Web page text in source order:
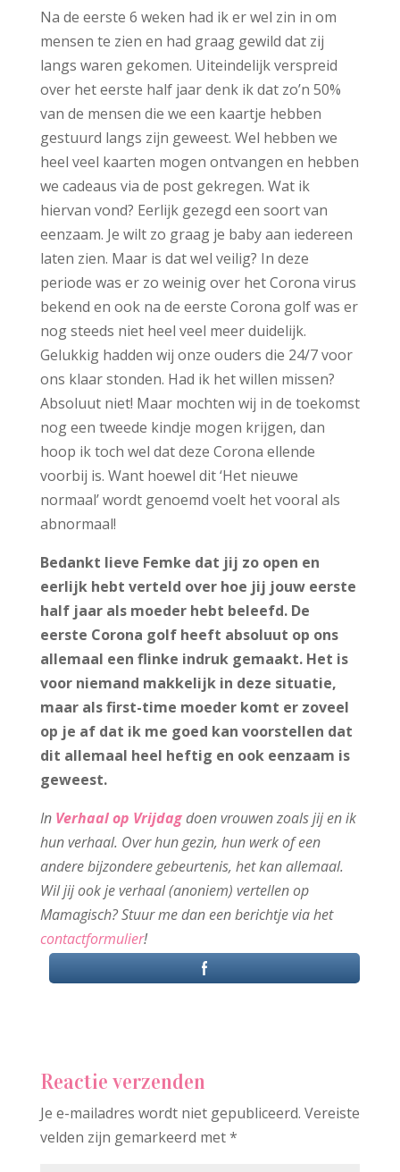
Na de eerste 6 weken had ik er wel zin in om
mensen te zien en had graag gewild dat zij
langs waren gekomen. Uiteindelijk verspreid
over het eerste half jaar denk ik dat zo’n 50%
van de mensen die we een kaartje hebben
gestuurd langs zijn geweest. Wel hebben we
heel veel kaarten mogen ontvangen en hebben
we cadeaus via de post gekregen. Wat ik
hiervan vond? Eerlijk gezegd een soort van
eenzaam. Je wilt zo graag je baby aan iedereen
laten zien. Maar is dat wel veilig? In deze
periode was er zo weinig over het Corona virus
bekend en ook na de eerste Corona golf was er
nog steeds niet heel veel meer duidelijk.
Gelukkig hadden wij onze ouders die 24/7 voor
ons klaar stonden. Had ik het willen missen?
Absoluut niet! Maar mochten wij in de toekomst
nog een tweede kindje mogen krijgen, dan
hoop ik toch wel dat deze Corona ellende
voorbij is. Want hoewel dit ‘Het nieuwe
normaal’ wordt genoemd voelt het vooral als
abnormaal!
Bedankt lieve Femke dat jij zo open en
eerlijk hebt verteld over hoe jij jouw eerste
half jaar als moeder hebt beleefd. De
eerste Corona golf heeft absoluut op ons
allemaal een flinke indruk gemaakt. Het is
voor niemand makkelijk in deze situatie,
maar als first-time moeder komt er zoveel
op je af dat ik me goed kan voorstellen dat
dit allemaal heel heftig en ook eenzaam is
geweest.
In Verhaal op Vrijdagdoen vrouwen zoals jij en ik
hun verhaal. Over hun gezin, hun werk of een
andere bijzondere gebeurtenis, het kan allemaal.
Wil jij ook je verhaal (anoniem) vertellen op
Mamagisch? Stuur me dan een berichtje via het
contactformulier!
Reactie verzenden
Je e-mailadres wordt niet gepubliceerd. Vereiste
velden zijn gemarkeerd met*